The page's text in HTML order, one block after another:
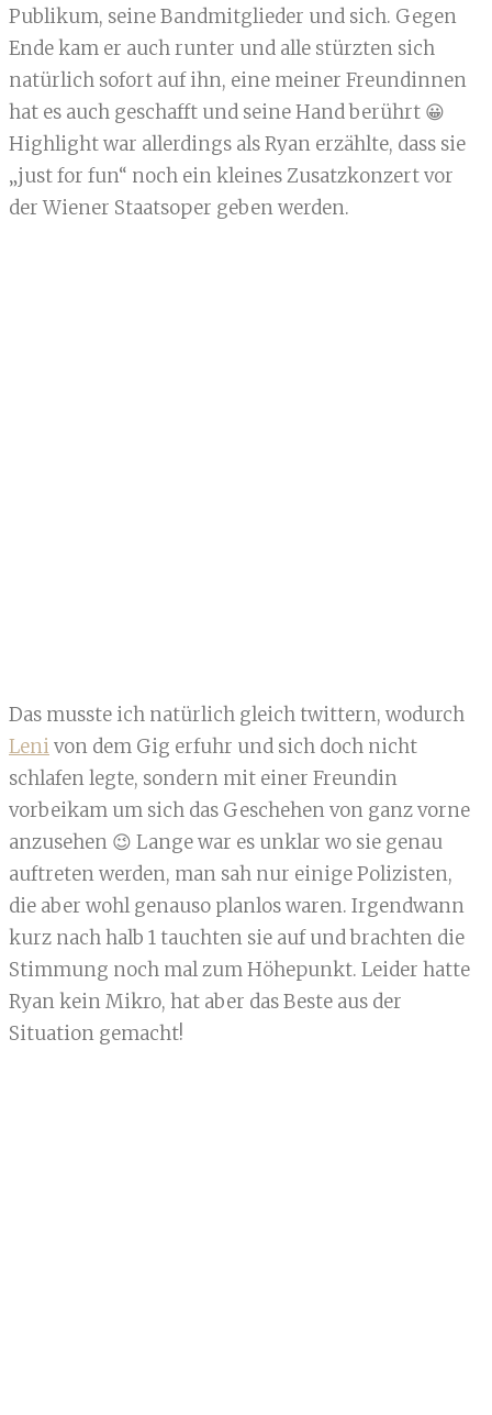
Publikum, seine Bandmitglieder und sich. Gegen
Ende kam er auch runter und alle stürzten sich
natürlich sofort auf ihn, eine meiner Freundinnen
hat es auch geschafft und seine Hand berührt 😀
Highlight war allerdings als Ryan erzählte, dass sie
„just for fun“ noch ein kleines Zusatzkonzert vor
der Wiener Staatsoper geben werden.
Das musste ich natürlich gleich twittern, wodurch
Leni von dem Gig erfuhr und sich doch nicht
schlafen legte, sondern mit einer Freundin
vorbeikam um sich das Geschehen von ganz vorne
anzusehen 😉 Lange war es unklar wo sie genau
auftreten werden, man sah nur einige Polizisten,
die aber wohl genauso planlos waren. Irgendwann
kurz nach halb 1 tauchten sie auf und brachten die
Stimmung noch mal zum Höhepunkt. Leider hatte
Ryan kein Mikro, hat aber das Beste aus der
Situation gemacht!